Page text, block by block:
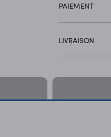
PAIEMENT
LIVRAISON